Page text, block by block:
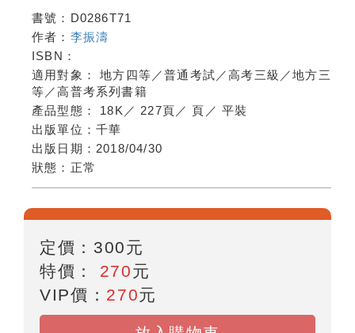
書號： D0286T71
作者： 李振濤
ISBN：
適用對象：地方四等／普通考試／高考三級／地方三
等／高普考系列書籍
產品型態： 18K ／ 227頁 ／ 頁 ／平裝
出版單位： 千華
出版日期： 2018/04/30
狀態： 正常
定價： 300元
特價： 270元
VIP價： 270元